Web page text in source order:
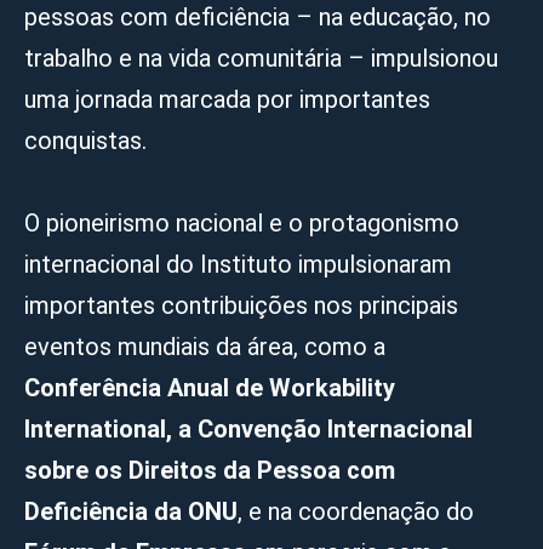
pessoas com deficiência – na educação, no
trabalho e na vida comunitária – impulsionou
uma jornada marcada por importantes
conquistas.
O pioneirismo nacional e o protagonismo
internacional do Instituto impulsionaram
importantes contribuições nos principais
eventos mundiais da área, como a
Conferência Anual de Workability
International, a Convenção Internacional
sobre os Direitos da Pessoa com
Deficiência da ONU, e na coordenação do